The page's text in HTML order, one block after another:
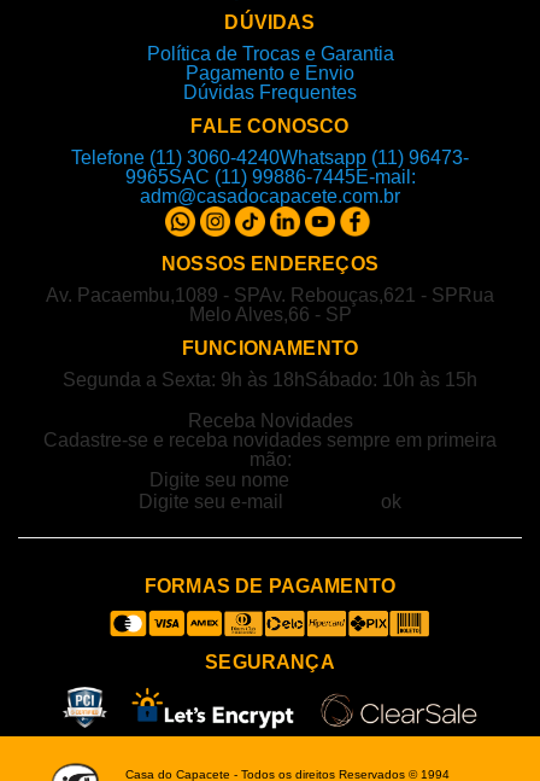
DÚVIDAS
Política de Trocas e Garantia
Pagamento e Envio
Dúvidas Frequentes
FALE CONOSCO
Telefone (11) 3060-4240Whatsapp (11) 96473-
9965SAC (11) 99886-7445E-mail:
adm@casadocapacete.com.br
NOSSOS ENDEREÇOS
Av. Pacaembu,1089 - SPAv. Rebouças,621 - SP Rua
Melo Alves,66 - SP
FUNCIONAMENTO
Segunda a Sexta: 9h às 18hSábado: 10h às 15h
Receba Novidades
Cadastre-se e receba novidades sempre em primeira
mão:
FORMAS DE PAGAMENTO
SEGURANÇA
Casa do Capacete - Todos os direitos Reservados © 1994